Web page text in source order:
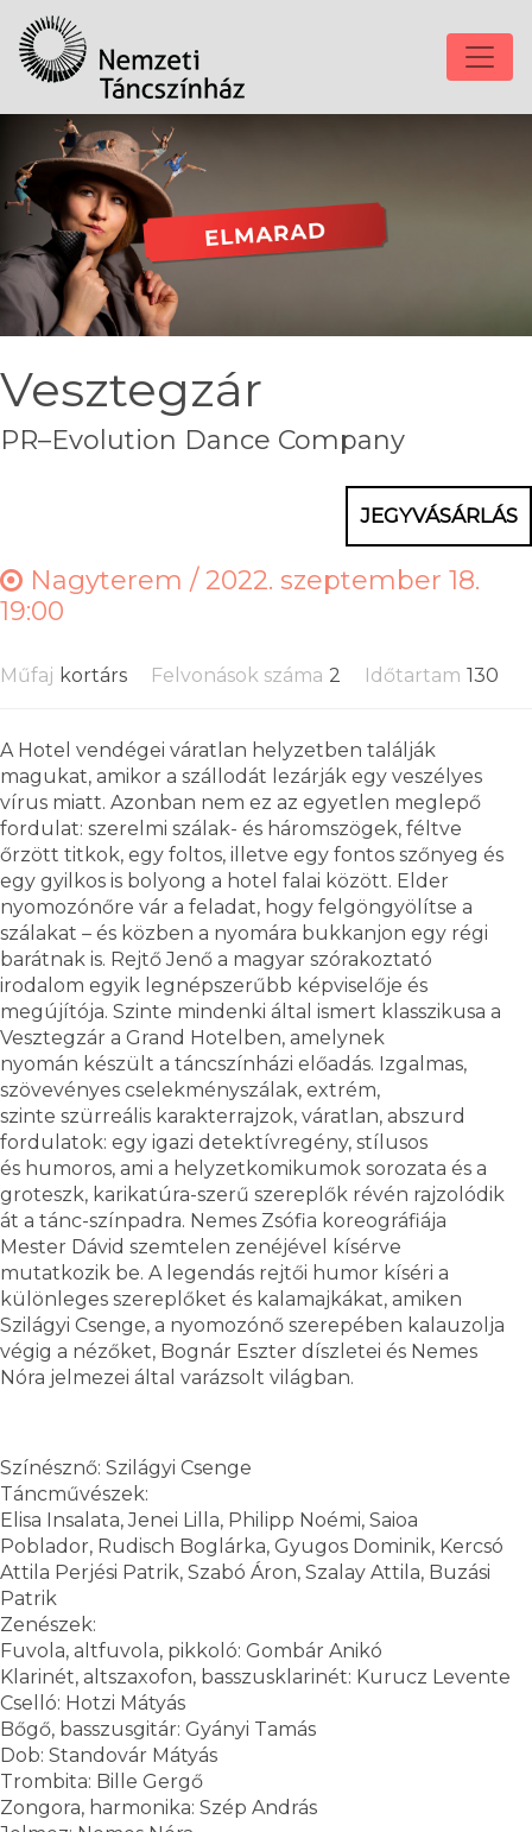
Vesztegzár
PR–Evolution Dance Company
JEGYVÁSÁRLÁS
Nagyterem /2022. szeptember 18.
19:00
Műfaj kortárs Felvonások száma 2 Időtartam 130
A Hotel vendégei váratlan helyzetben találják
magukat, amikor a szállodát lezárják egy veszélyes
vírus miatt. Azonban nem ez az egyetlen meglepő
fordulat: szerelmi szálak- és háromszögek, féltve
őrzött titkok, egy foltos, illetve egy fontos szőnyeg és
egy gyilkos is bolyong a hotel falai között. Elder
nyomozónőre vár a feladat, hogy felgöngyölítse a
szálakat – és közben a nyomára bukkanjon egy régi
barátnak is. Rejtő Jenő a magyar szórakoztató
irodalom egyik legnépszerűbb képviselője és
megújítója. Szinte mindenki által ismert klasszikusa a
Vesztegzár a Grand Hotelben, amelynek
nyomán készült a táncszínházi előadás. Izgalmas,
szövevényes cselekményszálak, extrém,
szinte szürreális karakterrajzok, váratlan, abszurd
fordulatok: egy igazi detektívregény, stílusos
és humoros, ami a helyzetkomikumok sorozata és a
groteszk, karikatúra-szerű szereplők révén rajzolódik
át a tánc-színpadra. Nemes Zsófia koreográfiája
Mester Dávid szemtelen zenéjével kísérve
mutatkozik be. A legendás rejtői humor kíséri a
különleges szereplőket és kalamajkákat, amiken
Szilágyi Csenge, a nyomozónő szerepében kalauzolja
végig a nézőket, Bognár Eszter díszletei és Nemes
Nóra jelmezei által varázsolt világban.
Színésznő: Szilágyi Csenge
Táncművészek:
Elisa Insalata, Jenei Lilla, Philipp Noémi, Saioa
Poblador, Rudisch Boglárka, Gyugos Dominik, Kercsó
Attila Perjési Patrik, Szabó Áron, Szalay Attila, Buzási
Patrik
Zenészek:
Fuvola, altfuvola, pikkoló: Gombár Anikó
Klarinét, altszaxofon, basszusklarinét: Kurucz Levente
Cselló: Hotzi Mátyás
Bőgő, basszusgitár: Gyányi Tamás
Dob: Standovár Mátyás
Trombita: Bille Gergő
Zongora, harmonika: Szép András